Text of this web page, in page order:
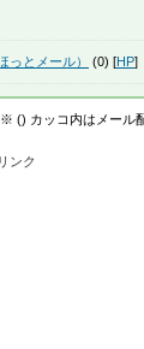
っとメール） (0) [HP]
※ () カッコ内はメール
ンク